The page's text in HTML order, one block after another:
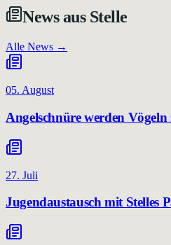
News aus Stelle
Alle News →
05. August
Angelschnüre werden
27. Juli
Jugendaustausch mit Stelles